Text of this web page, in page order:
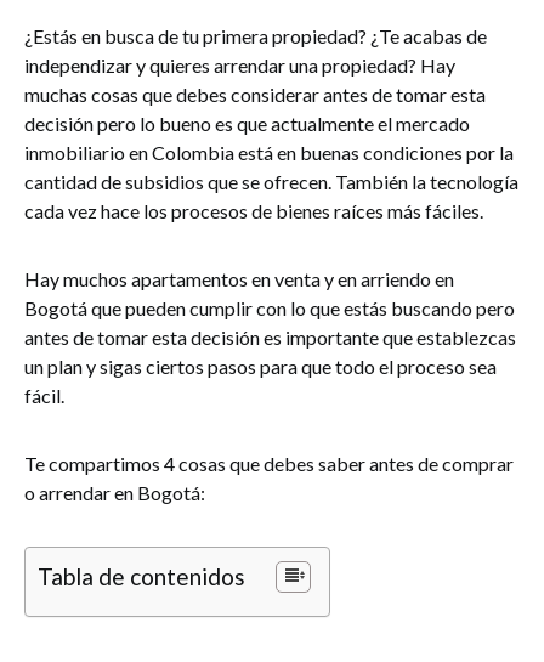
¿Estás en busca de tu primera propiedad? ¿Te acabas de
independizar y quieres arrendar una propiedad? Hay
muchas cosas que debes considerar antes de tomar esta
decisión pero lo bueno es que actualmente el mercado
inmobiliario en Colombia está en buenas condiciones por la
cantidad de subsidios que se ofrecen. También la tecnología
cada vez hace los procesos de bienes raíces más fáciles.
Hay muchos apartamentos en venta y en arriendo en
Bogotá que pueden cumplir con lo que estás buscando pero
antes de tomar esta decisión es importante que establezcas
un plan y sigas ciertos pasos para que todo el proceso sea
fácil.
Te compartimos 4 cosas que debes saber antes de comprar
o arrendar en Bogotá:
Tabla de contenidos